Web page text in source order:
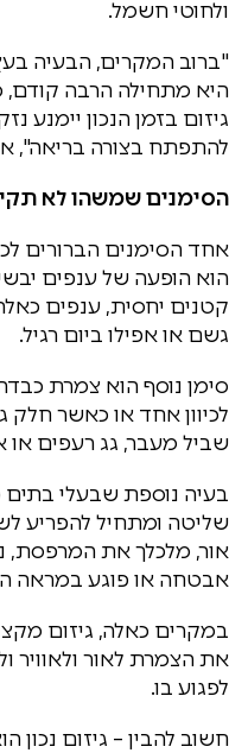
ולחוטי חשמל.
"ברוב המקרים, הבעיה
היא מתחילה הרבה
גיזום בזמן הנכון יימנע
להתפתח בצורה בריאה",
הסימנים שמשהו לא
אחד הסימנים הברורים
הוא הופעה של ענפים
קטנים יחסית, ענפים
גשם או אפילו ביום רגיל.
סימן נוסף הוא צמרת
לכיוון אחד או כאשר
שביל מעבר, גג רעפים או
בעיה נוספת שבעלי
שליטה ומתחיל להפריע
אור, מלכלך את המרפסת,
אבטחה או פוגע במראה
במקרים כאלה, גיזום
את הצמרת לאור
לפגוע בו.
חשוב להבין – גיזום